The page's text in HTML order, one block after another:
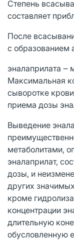
Степень
составляет
После
с образованием
эналаприлата ‒
Максимальная
сыворотке
приема дозы
Выведение
метаболитами,
эналаприлат,
дозы, и
других
кроме
концентрации
длительную
обусловленную